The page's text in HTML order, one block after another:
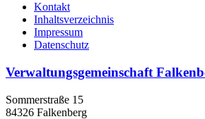
Kontakt
Inhaltsverzeichnis
Impressum
Datenschutz
Verwaltungsgemeinschaft
Sommerstraße 15
84326 Falkenberg